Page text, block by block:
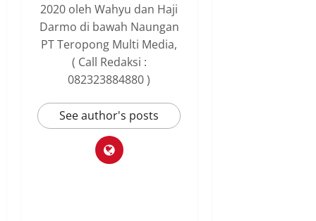
2020 oleh Wahyu dan Haji
Darmo di bawah Naungan
PT Teropong Multi Media,
( Call Redaksi :
082323884880 )
See author's posts